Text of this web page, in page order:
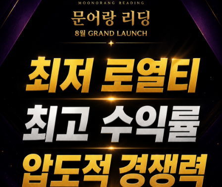
상담희망일
상담내용
개인정보 수집 및 이용 동의 자세히 보기